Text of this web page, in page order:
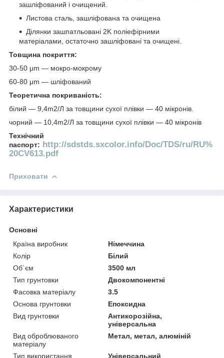
зашліфований і очищений.
Листова сталь, зашліфована та очищена
Ділянки зашпатльовані 2K поліефірними
матеріалами, остаточно зашліфовані та очищені.
Товщина покриття:
30-50 μm — мокро-мокрому
60-80 μm — шліфований
Теоретична покриваність:
білий — 9,4m2/Л за товщини сухої плівки — 40 мікронів.
чорний — 10,4m2/Л за товщини сухої плівки — 40 мікронів
Технічний
паспорт: http://sdstds.sxcolor.info/Doc/TDS/ru/RU%
20CV613.pdf
Приховати
Характеристики
Основні
Країна виробник
Німеччина
Колір
Білий
Об`єм
3500 мл
Тип грунтовки
Двокомпонентні
Фасовка матеріалу
3.5
Основа грунтовки
Епоксидна
Вид грунтовки
Антикорозійна,
універсальна
Вид оброблюваного
матеріалу
Метал, метал, алюміній
Тип використання Універсальний